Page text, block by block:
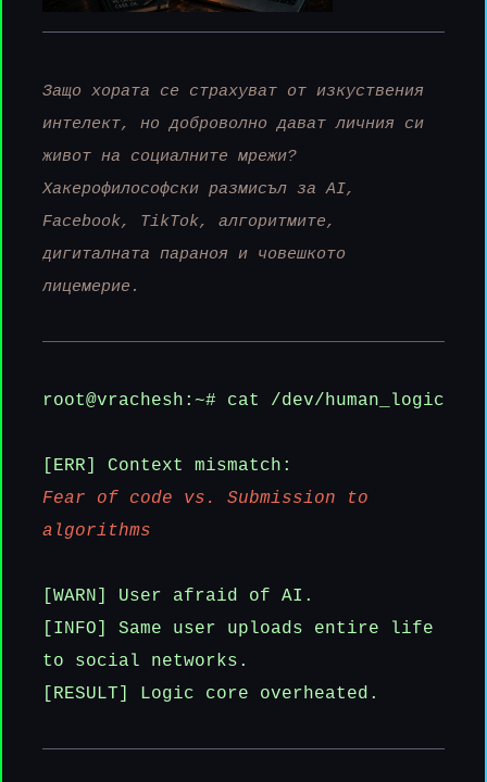
Защо хората се страхуват от изкуствения
интелект, но доброволно дават личния си
живот на социалните мрежи?
Хакерофилософски размисъл за AI,
Facebook, TikTok, алгоритмите,
дигиталната параноя и човешкото
лицемерие.
root@vrachesh:~# cat /dev/human_logic
[ERR] Context mismatch:
Fear of code vs. Submission to
algorithms
[WARN] User afraid of AI.
[INFO] Same user uploads entire life
to social networks.
[RESULT] Logic core overheated.